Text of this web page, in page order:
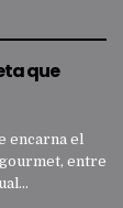
que
encarna el
entre